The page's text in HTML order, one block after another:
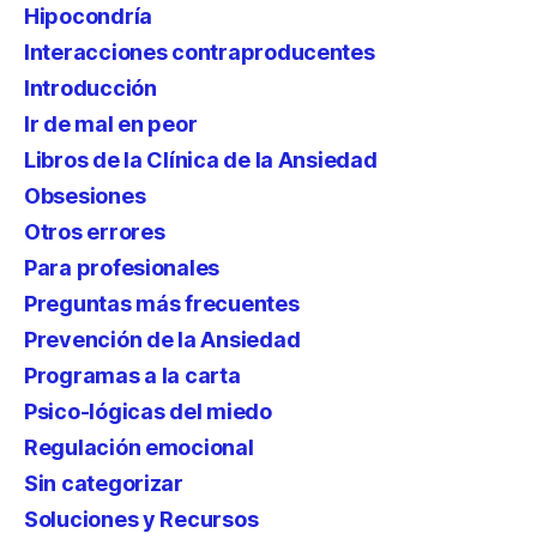
Hipocondría
Interacciones contraproducentes
Introducción
Ir de mal en peor
Libros de la Clínica de la Ansiedad
Obsesiones
Otros errores
Para profesionales
Preguntas más frecuentes
Prevención de la Ansiedad
Programas a la carta
Psico-lógicas del miedo
Regulación emocional
Sin categorizar
Soluciones y Recursos